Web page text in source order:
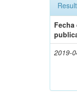
Fecha
2019-